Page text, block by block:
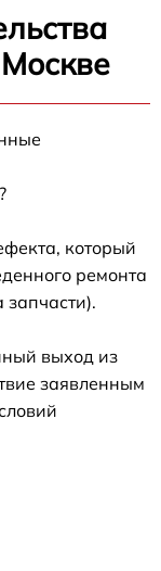
который
ремонта
выход из
заявленным